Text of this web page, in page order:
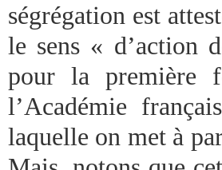
ségrégation est
le sens « d’action
pour la première
l’Académie
laquelle on met à